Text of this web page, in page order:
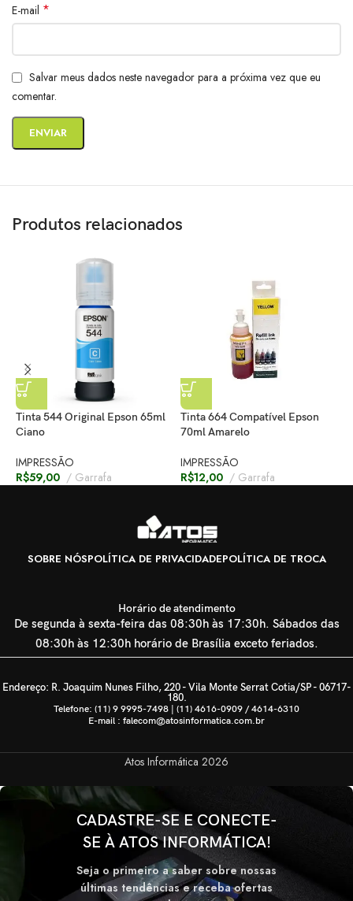
E-mail *
Salvar meus dados neste navegador para a próxima vez que eu
comentar.
Produtos relacionados
Tinta 544 Original Epson 65ml
Ciano
IMPRESSÃO
R$59,00 Garrafa
Tinta 664 Compatível Epson
70ml Amarelo
IMPRESSÃO
R$12,00 Garrafa
SOBRE NÓSPOLÍTICA DE PRIVACIDADEPOLÍTICA DE TROCA
Horário de atendimento
De segunda à sexta-feira das 08:30h às 17:30h. Sábados das
08:30h às 12:30h horário de Brasília exceto feriados.
Endereço: R. Joaquim Nunes Filho, 220 - Vila Monte Serrat Cotia/SP - 06717-
180.
Telefone: (11) 9 9995-7498 | (11) 4616-0909 / 4614-6310
E-mail : falecom@atosinformatica.com.br
Atos Informática 2026
CADASTRE-SE E CONECTE-
SE À ATOS INFORMÁTICA!
Seja o primeiro a saber sobre nossas
últimas tendências e receba ofertas